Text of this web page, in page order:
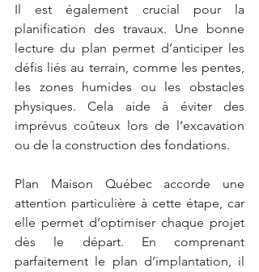
Il est également crucial pour la
planification des travaux. Une bonne
lecture du plan permet d’anticiper les
défis liés au terrain, comme les pentes,
les zones humides ou les obstacles
physiques. Cela aide à éviter des
imprévus coûteux lors de l’excavation
ou de la construction des fondations.
Plan Maison Québec accorde une
attention particulière à cette étape, car
elle permet d’optimiser chaque projet
dès le départ. En comprenant
parfaitement le plan d’implantation, il